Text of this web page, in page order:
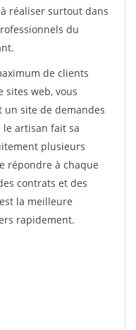
réaliser surtout dans
du
de clients
sites web, vous
un site de demandes
le artisan fait sa
plusieurs
répondre à chaque
contrats et des
la meilleure
rapidement.